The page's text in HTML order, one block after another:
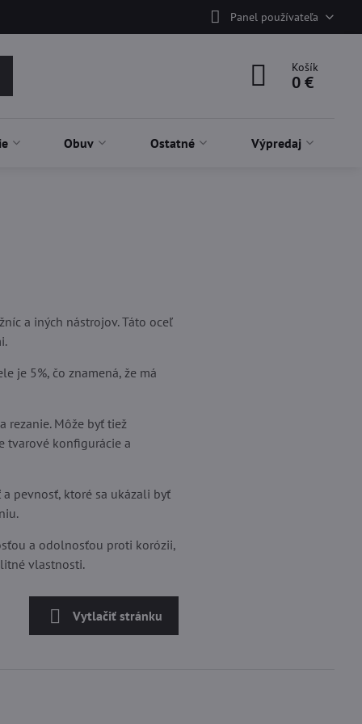
Panel používateľa
Košík
0 €
Obuv Ostatné Výpredaj
a iných nástrojov. Táto oceľ
je 5%, čo znamená, že má
rezanie. Môže byť tiež
tvarové konfigurácie a
pevnosť, ktoré sa ukázali byť
a odolnosťou proti korózii,
vlastnosti.
Vytlačiť stránku